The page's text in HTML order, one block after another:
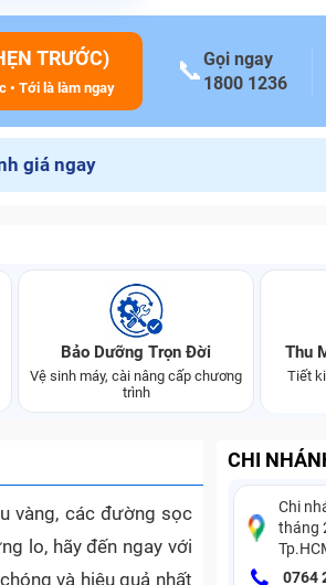
TRƯỚC)
• Tới là làm ngay
📞Gọi ngay
1800 1236
giá ngay
Bảo Dưỡng Trọn Đời
Vệ sinh máy, cài nâng cấp chương
trình
Thu
Tiết
vàng, các đường sọc
lo, hãy đến ngay với
và hiệu quả nhất
CHI
Chi
tháng
0764